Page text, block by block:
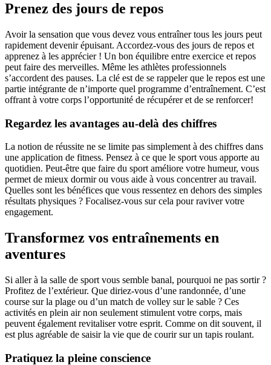
Prenez des jours de repos
Avoir la sensation que vous devez vous entraîner tous les jours peut
rapidement devenir épuisant. Accordez-vous des jours de repos et
apprenez à les apprécier ! Un bon équilibre entre exercice et repos
peut faire des merveilles. Même les athlètes professionnels
s’accordent des pauses. La clé est de se rappeler que le repos est une
partie intégrante de n’importe quel programme d’entraînement. C’est
offrant à votre corps l’opportunité de récupérer et de se renforcer!
Regardez les avantages au-delà des chiffres
La notion de réussite ne se limite pas simplement à des chiffres dans
une application de fitness. Pensez à ce que le sport vous apporte au
quotidien. Peut-être que faire du sport améliore votre humeur, vous
permet de mieux dormir ou vous aide à vous concentrer au travail.
Quelles sont les bénéfices que vous ressentez en dehors des simples
résultats physiques ? Focalisez-vous sur cela pour raviver votre
engagement.
Transformez vos entraînements en
aventures
Si aller à la salle de sport vous semble banal, pourquoi ne pas sortir ?
Profitez de l’extérieur. Que diriez-vous d’une randonnée, d’une
course sur la plage ou d’un match de volley sur le sable ? Ces
activités en plein air non seulement stimulent votre corps, mais
peuvent également revitaliser votre esprit. Comme on dit souvent, il
est plus agréable de saisir la vie que de courir sur un tapis roulant.
Pratiquez la pleine conscience